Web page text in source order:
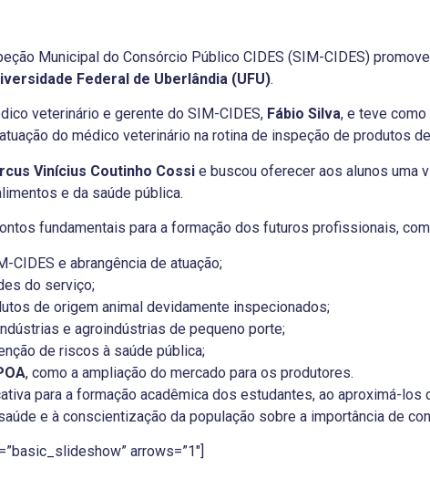
Municipal do Consórcio Público CIDES (SIM-CIDES)
Federal de Uberlândia (UFU).
veterinário e gerente do SIM-CIDES, Fábio Silva, e teve
do médico veterinário na rotina de inspeção de produtos
Vinícius Coutinho Cossi e buscou oferecer aos alunos uma
e da saúde pública.
fundamentais para a formação dos futuros profissionais,
CIDES e abrangência de atuação;
do serviço;
de origem animal devidamente inspecionados;
e agroindústrias de pequeno porte;
de riscos à saúde pública;
, como a ampliação do mercado para os produtores.
para a formação acadêmica dos estudantes, ao aproximá-
e à conscientização da população sobre a importância de
arrows=”1″]